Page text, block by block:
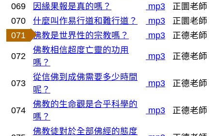
069
因緣果報是真的嗎？ mp3
正圜老師
070
什麼叫作易行道和難行道？ mp3
正圜老師
071
佛教是世界性的宗教嗎？ mp3 正德老師
072
佛教相信超度亡靈的功用
嗎？
mp3 正德老師
073
從信佛到成佛需要多少時間
呢？
mp3 正德老師
074
佛教的生命觀是合乎科學的
嗎？
mp3 正德老師
佛教徒對於全部佛經的態度